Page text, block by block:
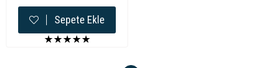
★★★★★
Sepete Ekle